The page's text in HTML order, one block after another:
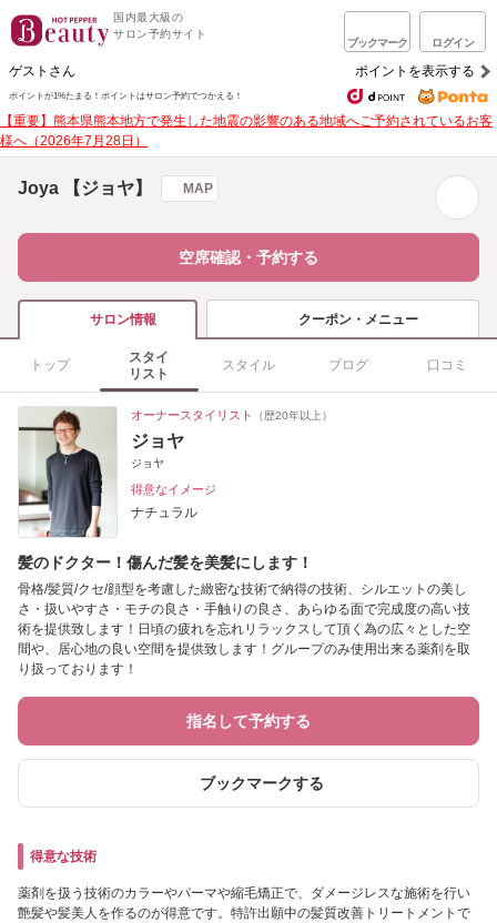
国内最大級の
サロン予約サイト
ブックマーク ログイン
ゲストさん ポイントを表示する
ポイントが1%たまる！ ポイントはサロン予約でつかえる！
【重要】熊本県熊本地方で発生した地震の影響のある地域へご予約されているお客
様へ（2026年7月28日）
Joya 【ジョヤ】 MAP
空席確認・予約する
サロン情報 クーポン・メニュー
トップ
スタイ
リスト
スタイル ブログ 口コミ
オーナースタイリスト （歴20年以上）
ジョヤ
ジョヤ
得意なイメージ
ナチュラル
髪のドクター！傷んだ髪を美髪にします！
骨格/髪質/クセ/顔型を考慮した緻密な技術で納得の技術、シルエットの美し
さ・扱いやすさ・モチの良さ・手触りの良さ、あらゆる面で完成度の高い技
術を提供致します！日頃の疲れを忘れリラックスして頂く為の広々とした空
間や、居心地の良い空間を提供致します！グループのみ使用出来る薬剤を取
り扱っております！
指名して予約する
ブックマークする
得意な技術
薬剤を扱う技術のカラーやパーマや縮毛矯正で、ダメージレスな施術を行い
艶髪や髪美人を作るのが得意です。特許出願中の髪質改善トリートメントで